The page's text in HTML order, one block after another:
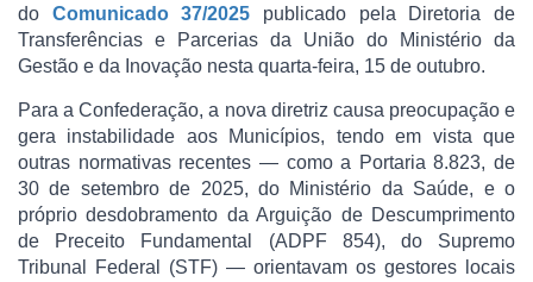
do Comunicado 37/2025 publicado pela Diretoria de
Transferências e Parcerias da União do Ministério da
Gestão e da Inovação nesta quarta-feira, 15 de outubro.
Para a Confederação, a nova diretriz causa preocupação e
gera instabilidade aos Municípios, tendo em vista que
outras normativas recentes — como a Portaria 8.823, de
30 de setembro de 2025, do Ministério da Saúde, e o
próprio desdobramento da Arguição de Descumprimento
de Preceito Fundamental (ADPF 854), do Supremo
Tribunal Federal (STF) — orientavam os gestores locais